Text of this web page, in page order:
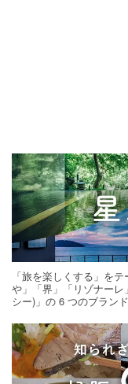
「旅を楽しくする」を
や」「界」「リゾナー
シー)」の 6 つのブラン